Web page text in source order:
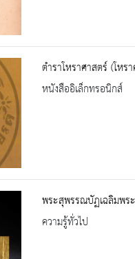
ตำราโหราศาสตร์ (โห
หนังสืออิเล็กทรอนิกส์
พระสุพรรณบัฏเฉลิมพร
ความรู้ทั่วไป